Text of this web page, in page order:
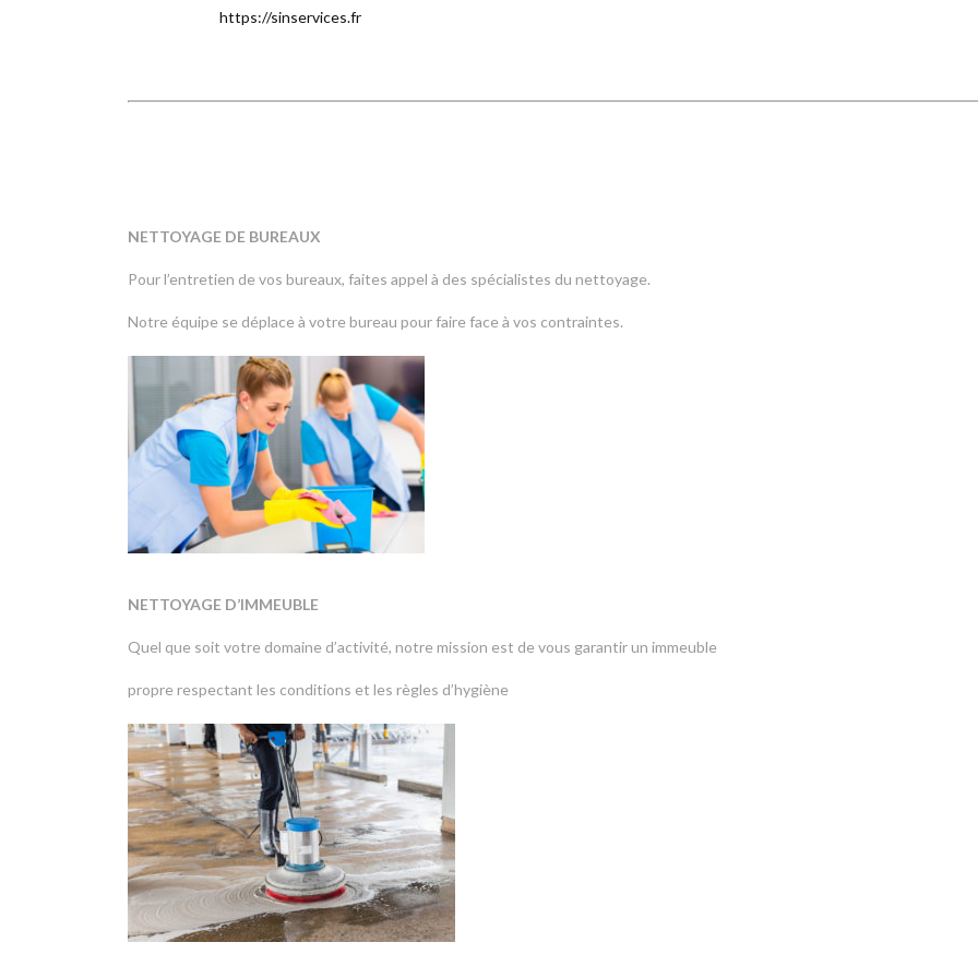
https://sinservices.fr
NETTOYAGE DE BUREAUX
Pour l’entretien de vos bureaux, faites appel à des spécialistes du nettoyage.
Notre équipe se déplace à votre bureau pour faire face à vos contraintes.
NETTOYAGE D’IMMEUBLE
Quel que soit votre domaine d’activité, notre mission est de vous garantir un immeuble
propre respectant les conditions et les règles d’hygiène